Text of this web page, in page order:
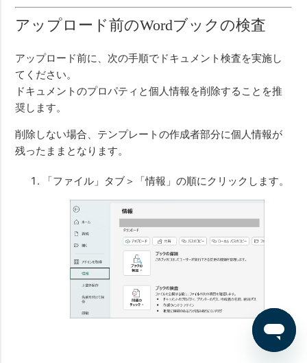
アップロード前のWordブックの検査
アップロード前に、次の手順でドキュメント検査を実施し
てください。
ドキュメントのプロパティと個人情報を削除することを推
奨します。
削除しない場合、テンプレートの作成者部分に個人情報が
残ったままとなります。
「ファイル」タブ＞「情報」の順にクリックします。